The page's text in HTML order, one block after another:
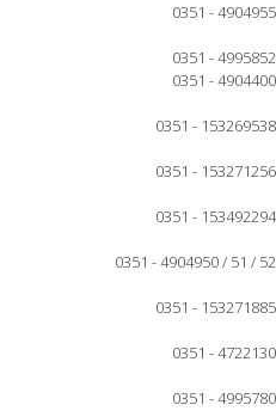
0351 - 4904955
0351 - 4995852
0351 - 4904400
0351 - 153269538
0351 - 153271256
0351 - 153492294
0351 - 4904950 / 51 / 52
0351 - 153271885
0351 - 4722130
0351 - 4995780